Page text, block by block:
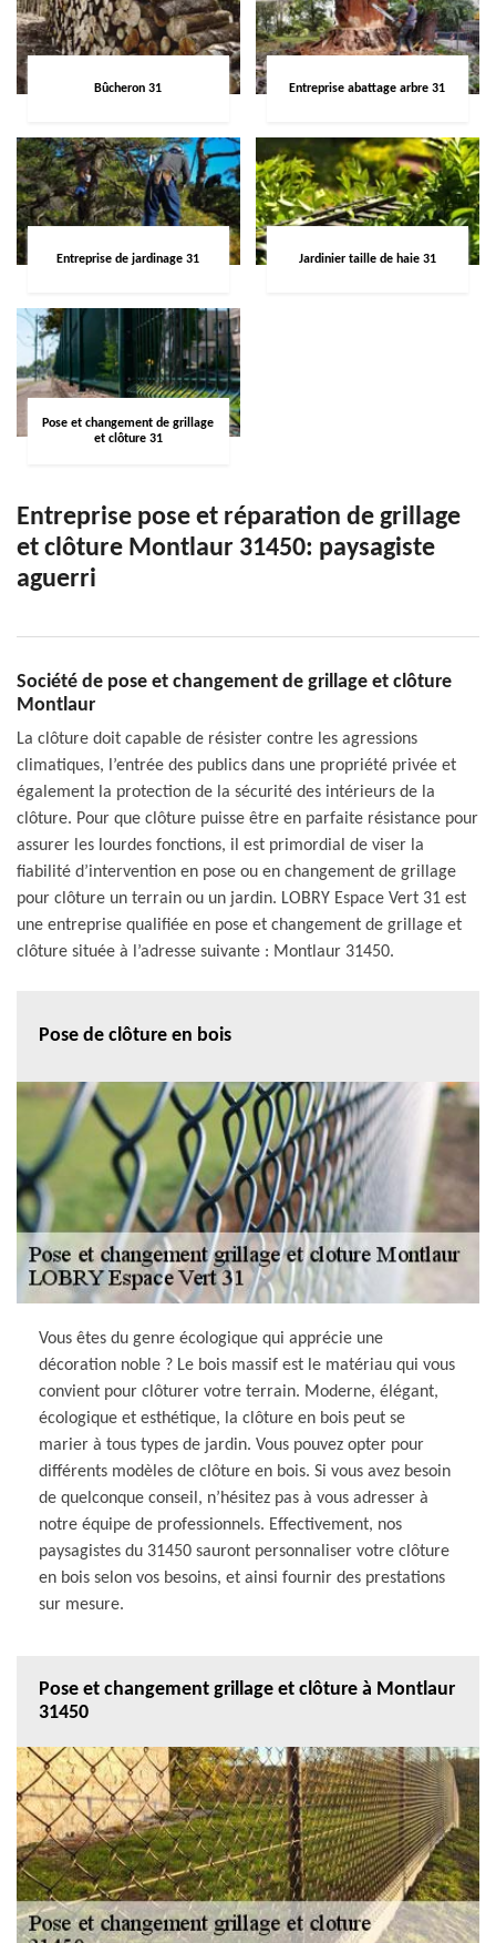
Bûcheron 31 Entreprise abattage arbre 31
Entreprise de jardinage 31 Jardinier taille de haie 31
Pose et changement de grillage
et clôture 31
Entreprise pose et réparation de grillage
et clôture Montlaur 31450: paysagiste
aguerri
Société de pose et changement de grillage et clôture
Montlaur
La clôture doit capable de résister contre les agressions
climatiques, l’entrée des publics dans une propriété privée et
également la protection de la sécurité des intérieurs de la
clôture. Pour que clôture puisse être en parfaite résistance pour
assurer les lourdes fonctions, il est primordial de viser la
fiabilité d’intervention en pose ou en changement de grillage
pour clôture un terrain ou un jardin. LOBRY Espace Vert 31 est
une entreprise qualifiée en pose et changement de grillage et
clôture située à l’adresse suivante : Montlaur 31450.
Pose de clôture en bois
Vous êtes du genre écologique qui apprécie une
décoration noble ? Le bois massif est le matériau qui vous
convient pour clôturer votre terrain. Moderne, élégant,
écologique et esthétique, la clôture en bois peut se
marier à tous types de jardin. Vous pouvez opter pour
différents modèles de clôture en bois. Si vous avez besoin
de quelconque conseil, n’hésitez pas à vous adresser à
notre équipe de professionnels. Effectivement, nos
paysagistes du 31450 sauront personnaliser votre clôture
en bois selon vos besoins, et ainsi fournir des prestations
sur mesure.
Pose et changement grillage et clôture à Montlaur
31450